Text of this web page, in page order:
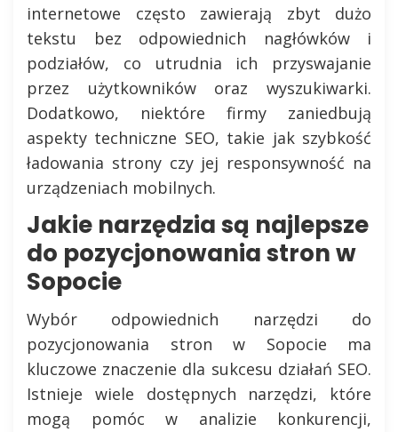
internetowe często zawierają zbyt dużo
tekstu bez odpowiednich nagłówków i
podziałów, co utrudnia ich przyswajanie
przez użytkowników oraz wyszukiwarki.
Dodatkowo, niektóre firmy zaniedbują
aspekty techniczne SEO, takie jak szybkość
ładowania strony czy jej responsywność na
urządzeniach mobilnych.
Jakie narzędzia są najlepsze
do pozycjonowania stron w
Sopocie
Wybór odpowiednich narzędzi do
pozycjonowania stron w Sopocie ma
kluczowe znaczenie dla sukcesu działań SEO.
Istnieje wiele dostępnych narzędzi, które
mogą pomóc w analizie konkurencji,